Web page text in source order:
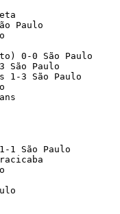
Paulo
0-0 São Paulo
São Paulo
1-3 São Paulo
1 São Paulo